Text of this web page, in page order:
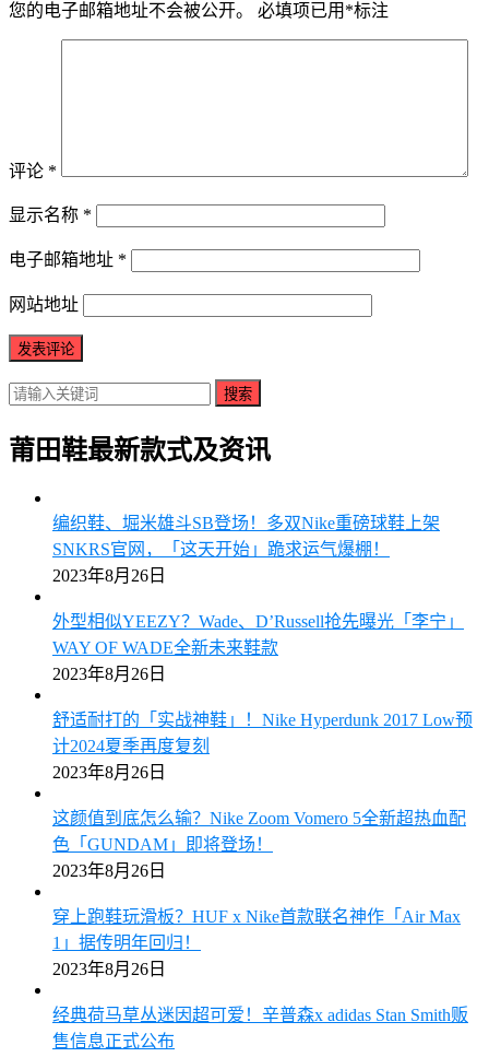
您的电子邮箱地址不会被公开。 必填项已用 *标注
评论 *
显示名称 *
电子邮箱地址 *
网站地址
搜索
莆田鞋最新款式及资讯
编织鞋、堀米雄斗SB登场！多双Nike重磅球鞋上架
SNKRS官网，「这天开始」跪求运气爆棚！
2023年8月26日
外型相似YEEZY？Wade、D’Russell抢先曝光「李宁」
WAY OF WADE全新未来鞋款
2023年8月26日
舒适耐打的「实战神鞋」！Nike Hyperdunk 2017 Low预
计2024夏季再度复刻
2023年8月26日
这颜值到底怎么输？Nike Zoom Vomero 5全新超热血配
色「GUNDAM」即将登场！
2023年8月26日
穿上跑鞋玩滑板？HUF x Nike首款联名神作「Air Max
1」据传明年回归！
2023年8月26日
经典荷马草丛迷因超可爱！辛普森x adidas Stan Smith贩
售信息正式公布